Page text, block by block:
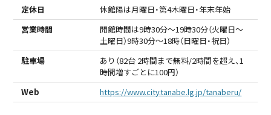
定休日
休館陽は月曜日・第4木曜日・年末年始
営業時間
開館時間は9時30分～19時30分（火曜日～
土曜日）9時30分～18時（日曜日・祝日）
駐車場
あり（82台 2時間まで無料/2時間を超え、1
時間増すごとに100円）
Web
https://www.city.tanabe.lg.jp/tanaberu/